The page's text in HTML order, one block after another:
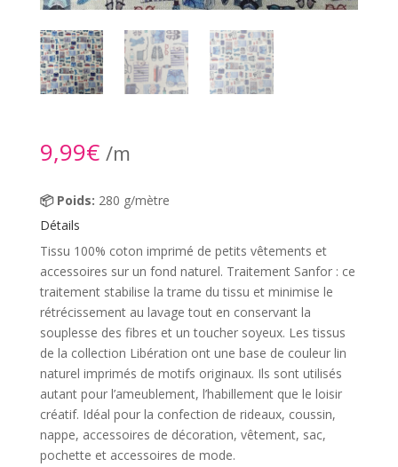
9,99€ /m
📦 Poids: 280 g/mètre
Détails
Tissu 100% coton imprimé de petits vêtements et
accessoires sur un fond naturel. Traitement Sanfor : ce
traitement stabilise la trame du tissu et minimise le
rétrécissement au lavage tout en conservant la
souplesse des fibres et un toucher soyeux. Les tissus
de la collection Libération ont une base de couleur lin
naturel imprimés de motifs originaux. ​Ils sont utilisés
autant pour l’ameublement, l’habillement que le loisir
créatif. Idéal pour la confection de rideaux, coussin,
nappe, accessoires de décoration, vêtement, sac,
pochette et accessoires de mode.